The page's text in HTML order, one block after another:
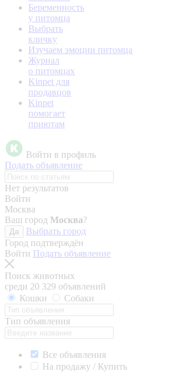
Беременность
у питомца
Выбрать
кличку
Изучаем эмоции питомца
Журнал
о питомцах
Kinpet для
продавцов
Kinpet
помогает
приютам
Войти в профиль
Подать объявление
Нет результатов
Войти
Москва
Ваш город Москва?
Да
Выбрать город
Город подтверждён
Войти Подать объявление
Поиск животных
среди 20 329 объявлений
Кошки
Собаки
Тип объявления
Все объявления
На продажу / Купить